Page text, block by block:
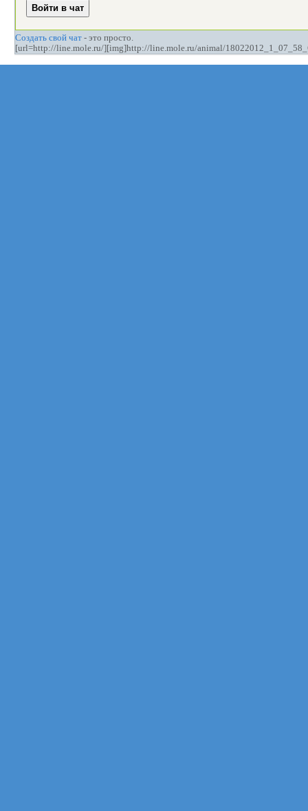
Создать свой чат - это просто.
[url=http://line.mole.ru/][img]http://line.mole.ru/animal/